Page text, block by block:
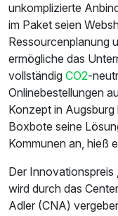
unkomplizierte
im Paket seien
Ressourcenplanung
ermögliche das
vollständig CO2-
Onlinebestellungen
Konzept in
Boxbote seine
Kommunen an, hieß
Der Innovationspreis
wird durch das
Adler (CNA)